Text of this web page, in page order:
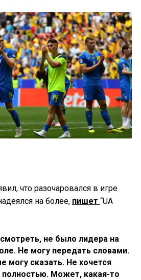
что разочаровался в игре
на более, пишет “UA
не было лидера на
Не могу передать словами.
могу сказать. Не хочется
полностью. Может, какая-то